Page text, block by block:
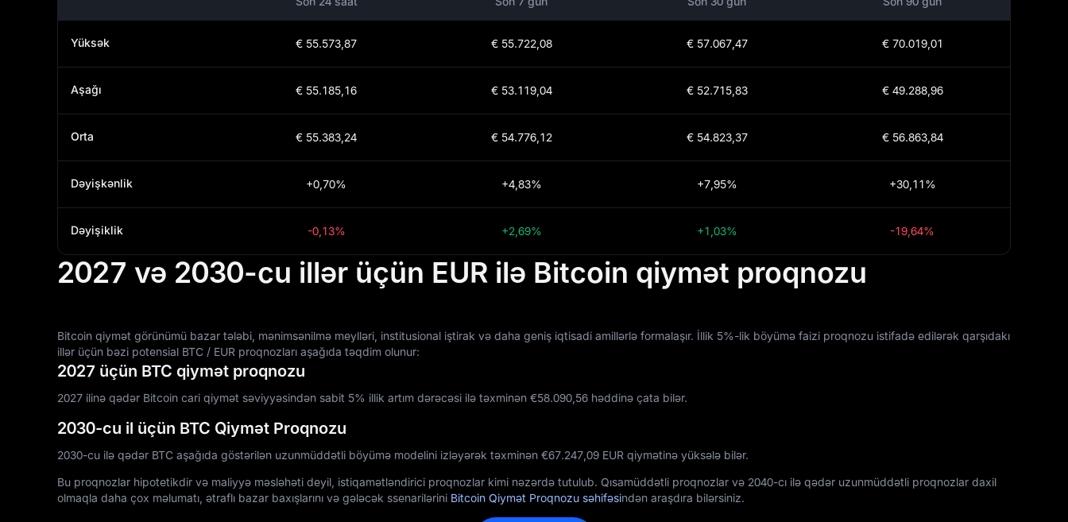
Yüksək € 55.573,87 € 55.722,08 € 57.067,47 € 70.019,01
Aşağı € 55.185,16 € 53.119,04 € 52.715,83 € 49.288,96
Orta € 55.383,24 € 54.776,12 € 54.823,37 € 56.863,84
Dəyişkənlik +0,70% +4,83% +7,95% +30,11%
Dəyişiklik -0,13% +2,69% +1,03% -19,64%
2027 və 2030-cu illər üçün EUR ilə Bitcoin qiymət proqnozu
Bitcoin qiymət görünümü bazar tələbi, mənimsənilmə meylləri, institusional iştirak və daha geniş iqtisadi amillərlə formalaşır. İllik 5%-lik böyümə faizi proqnozu istifadə edilərək qarşıdakı
illər üçün bəzi potensial BTC / EUR proqnozları aşağıda təqdim olunur:
2027 üçün BTC qiymət proqnozu
2027 ilinə qədər Bitcoin cari qiymət səviyyəsindən sabit 5% illik artım dərəcəsi ilə təxminən €‎58.090,56 həddinə çata bilər.
2030-cu il üçün BTC Qiymət Proqnozu
2030-cu ilə qədər BTC aşağıda göstərilən uzunmüddətli böyümə modelini izləyərək təxminən €‎67.247,09 EUR qiymətinə yüksələ bilər.
Bu proqnozlar hipotetikdir və maliyyə məsləhəti deyil, istiqamətləndirici proqnozlar kimi nəzərdə tutulub. Qısamüddətli proqnozlar və 2040-cı ilə qədər uzunmüddətli proqnozlar daxil
olmaqla daha çox məlumatı, ətraflı bazar baxışlarını və gələcək ssenarilərini Bitcoin Qiymət Proqnozu səhifəsindən araşdıra bilərsiniz.